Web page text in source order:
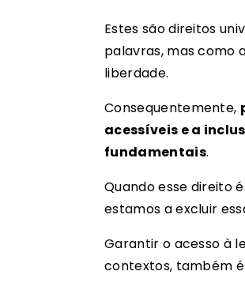
Estes são direitos
palavras, mas como
liberdade.
Consequentemente,
acessíveis e a
fundamentais.
Quando esse direito
estamos a excluir
Garantir o acesso à
contextos, também é